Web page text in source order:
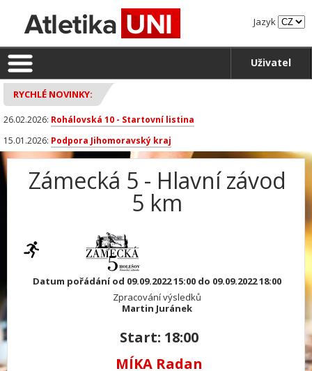
Jazyk
Uživatel
RYCHLÉ NOVINKY:
26.02.2026: Rohálovská 10 - Startovní listina
15.01.2026: Podpora Jihomoravský kraj
Zámecká 5 - Hlavní závod
5 km
Datum pořádání od 09.09.2022 15:00 do 09.09.2022 18:00
Zpracování výsledků
Martin Juránek
Start: 18:00
MÍKA Radan